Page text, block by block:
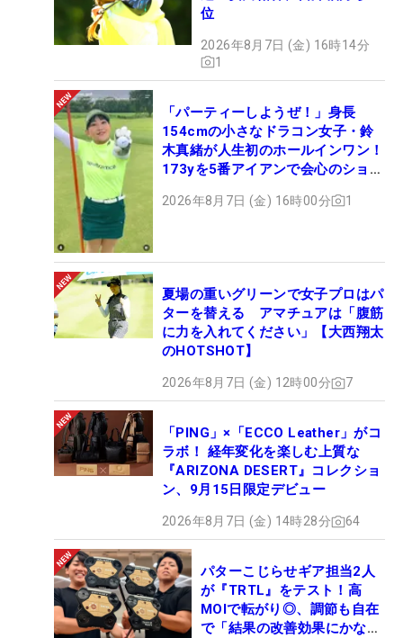
位
2026年8月7日 (金) 16時14分
1
「パーティーしようぜ！」身長
154cmの小さなドラコン女子・鈴
木真緒が人生初のホールインワン！
173yを5番アイアンで会心のショッ
2026年8月7日 (金) 16時00分 1
夏場の重いグリーンで女子プロはパ
ターを替える アマチュアは「腹筋
に力を入れてください」【大西翔太
のHOTSHOT】
2026年8月7日 (金) 12時00分 7
「PING」×「ECCO Leather」がコ
ラボ！ 経年変化を楽しむ上質な
『ARIZONA DESERT』コレクショ
ン、9月15日限定デビュー
2026年8月7日 (金) 14時28分 64
パターこじらせギア担当2人
が『TRTL』をテスト！高
MOIで転がり◎、調節も自在
で「結果の改善効果にかなり